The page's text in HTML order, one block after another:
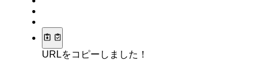
URLをコピーしました！